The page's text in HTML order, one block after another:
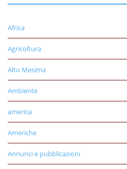
Africa
Agricoltura
Alto Mesima
Ambiente
america
Americhe
Annunci e pubblicazioni